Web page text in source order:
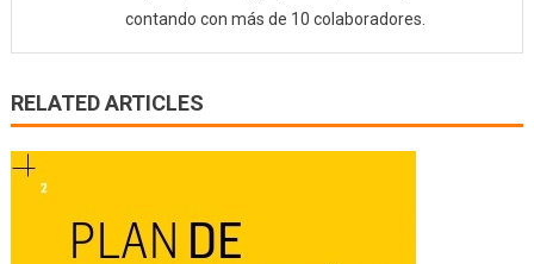
contando con más de 10 colaboradores.
RELATED ARTICLES